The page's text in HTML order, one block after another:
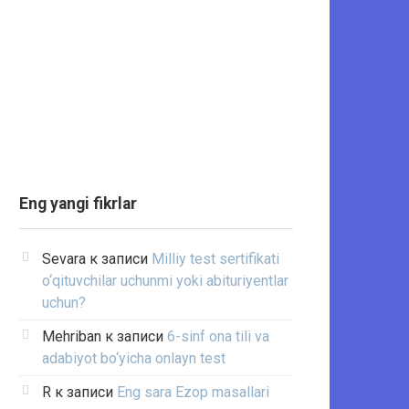
Eng yangi fikrlar
Sevara к записи Milliy test sertifikati
o‘qituvchilar uchunmi yoki abituriyentlar
uchun?
Mehriban к записи 6-sinf ona tili va
adabiyot bo‘yicha onlayn test
R к записи Eng sara Ezop masallari